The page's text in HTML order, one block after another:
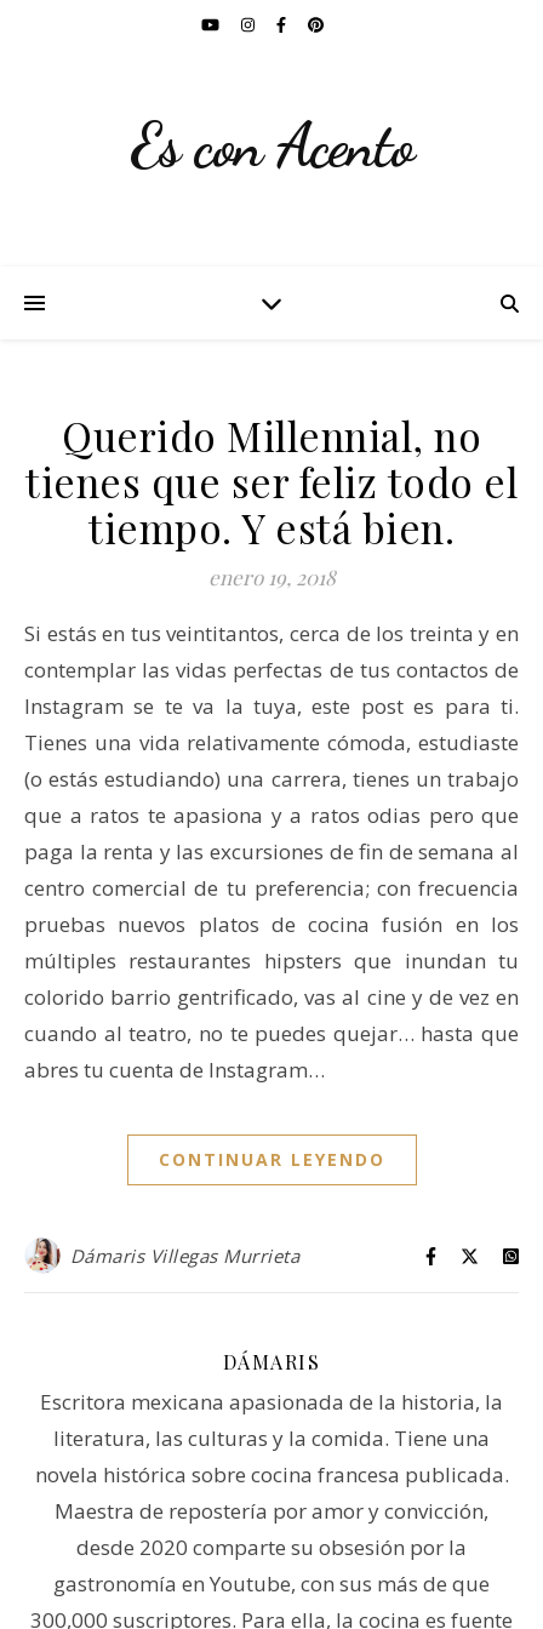
Es con Acento
Querido Millennial, no
tienes que ser feliz todo el
tiempo. Y está bien.
enero 19, 2018
Si estás en tus veintitantos, cerca de los treinta y en
contemplar las vidas perfectas de tus contactos de
Instagram se te va la tuya, este post es para ti.
Tienes una vida relativamente cómoda, estudiaste
(o estás estudiando) una carrera, tienes un trabajo
que a ratos te apasiona y a ratos odias pero que
paga la renta y las excursiones de fin de semana al
centro comercial de tu preferencia; con frecuencia
pruebas nuevos platos de cocina fusión en los
múltiples restaurantes hipsters que inundan tu
colorido barrio gentrificado, vas al cine y de vez en
cuando al teatro, no te puedes quejar… hasta que
abres tu cuenta de Instagram…
CONTINUAR LEYENDO
Dámaris Villegas Murrieta
DÁMARIS
Escritora mexicana apasionada de la historia, la
literatura, las culturas y la comida. Tiene una
novela histórica sobre cocina francesa publicada.
Maestra de repostería por amor y convicción,
desde 2020 comparte su obsesión por la
gastronomía en Youtube, con sus más de que
300,000 suscriptores. Para ella, la cocina es fuente